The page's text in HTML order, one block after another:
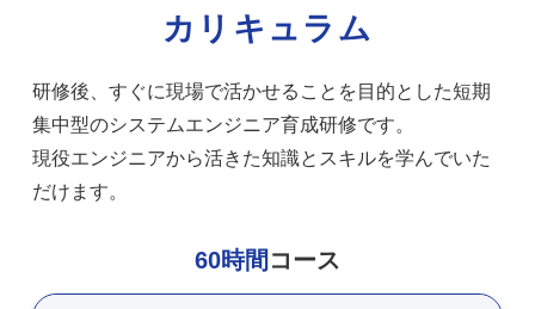
カリキュラム
研修後、すぐに現場で活かせることを目的とした短期
集中型のシステムエンジニア育成研修です。
現役エンジニアから活きた知識とスキルを学んでいた
だけます。
60時間 コース